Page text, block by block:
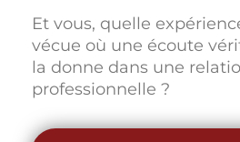
Et vous, quelle
vécue où une écoute
la donne dans une
professionnelle ?